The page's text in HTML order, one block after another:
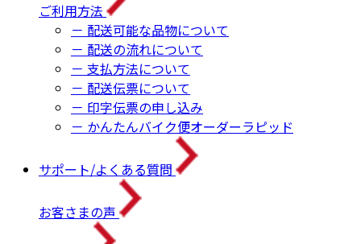
ご利用方法
－ 配送可能な品物について
－ 配送の流れについて
－ 支払方法について
－ 配送伝票について
－ 印字伝票の申し込み
－ かんたんバイク便オーダーラピッド
サポート/よくある質問
お客さまの声